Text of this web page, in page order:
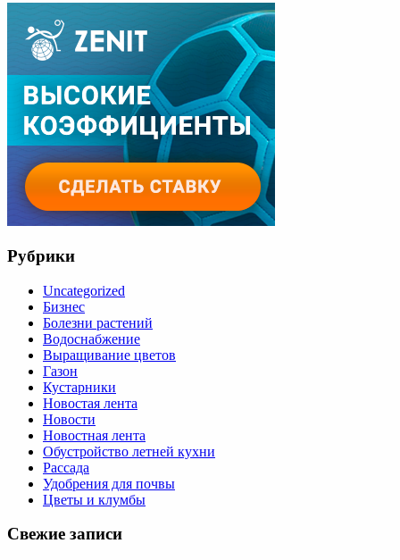
Рубрики
Uncategorized
Бизнес
Болезни растений
Водоснабжение
Выращивание цветов
Газон
Кустарники
Новостая лента
Новости
Новостная лента
Обустройство летней кухни
Рассада
Удобрения для почвы
Цветы и клумбы
Свежие записи